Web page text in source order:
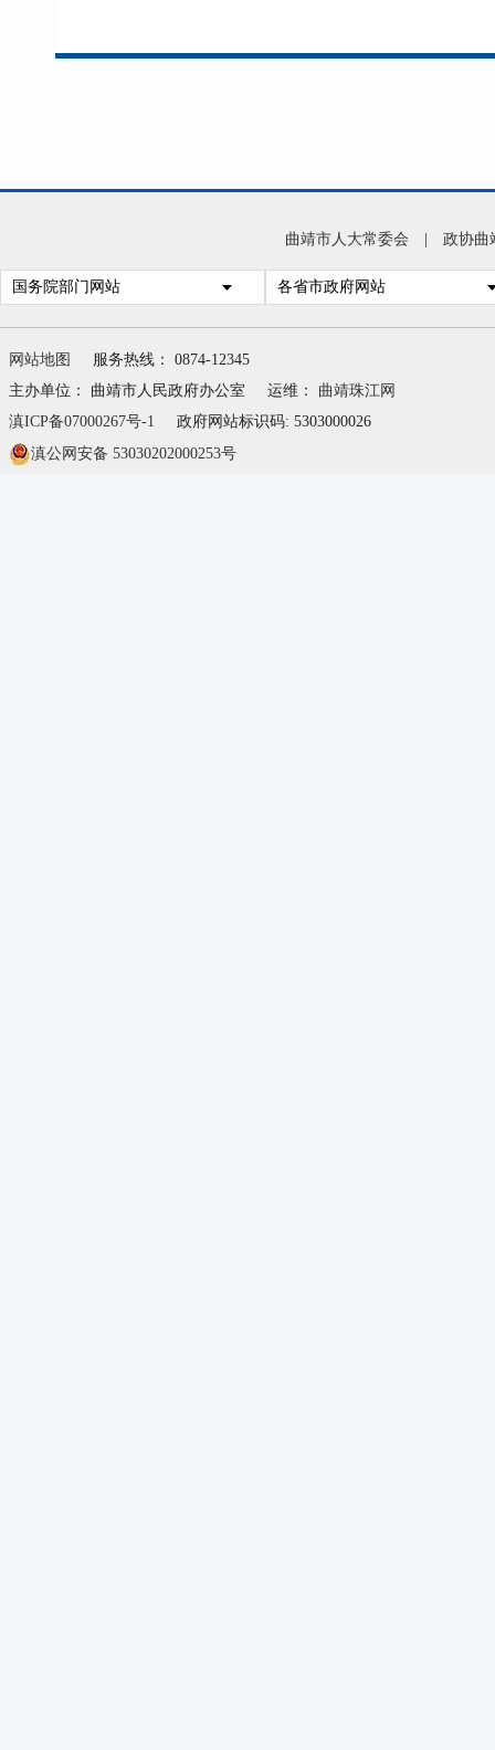
曲靖市人大常委会 政协曲
国务院部门网站 各省市政府网站
网站地图
服务热线： 0874-12345
主办单位： 曲靖市人民政府办公室
运维： 曲靖珠江网
滇ICP备07000267号-1
政府网站标识码: 5303000026
滇公网安备 53030202000253号